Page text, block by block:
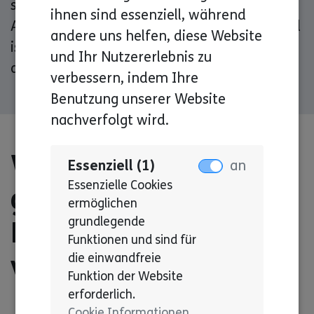
sensibilisieren. Denn es ist egal, mit welchen
Absichten eine Person handelt. Entscheidend
ist, wie es bei der betroffenen Person
ankommt.
Wie kann man aktiv
gegen Ableismus/
Diskriminierung
vorgehen?
ihnen sind essenziell, während
andere uns helfen, diese Website
und Ihr Nutzererlebnis zu
verbessern, indem Ihre
Benutzung unserer Website
nachverfolgt wird.
Essenziell (1)
Essenzielle Cookies
ermöglichen
grundlegende
Funktionen und sind für
die einwandfreie
Funktion der Website
erforderlich.
an